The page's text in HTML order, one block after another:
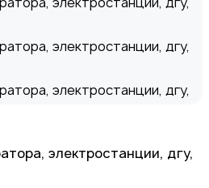
элeктрoстанции, дгу,